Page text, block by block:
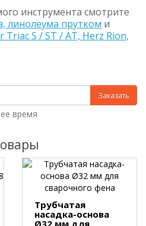
инструмента смотрите
линолеума прутком и
Triac S / ST / AT, Herz Rion,
Заказать
время
Трубчатая
насадка-основа
Ø32 мм для